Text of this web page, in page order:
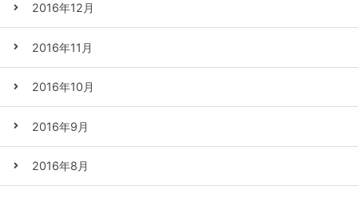
2016年12月
2016年11月
2016年10月
2016年9月
2016年8月